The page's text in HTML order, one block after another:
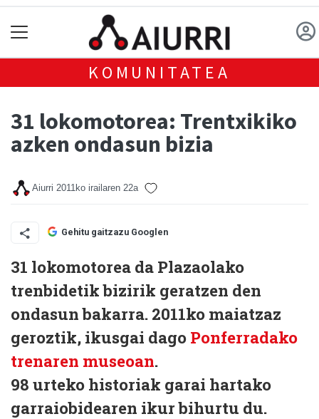
KOMUNITATEA
31 lokomotorea: Trentxikiko
azken ondasun bizia
Aiurri 2011ko irailaren 22a
Gehitu gaitzazu Googlen
31 lokomotorea da Plazaolako
trenbidetik bizirik geratzen den
ondasun bakarra. 2011ko maiatzaz
geroztik, ikusgai dago Ponferradako
trenaren museoan.
98 urteko historiak garai hartako
garraiobidearen ikur bihurtu du.